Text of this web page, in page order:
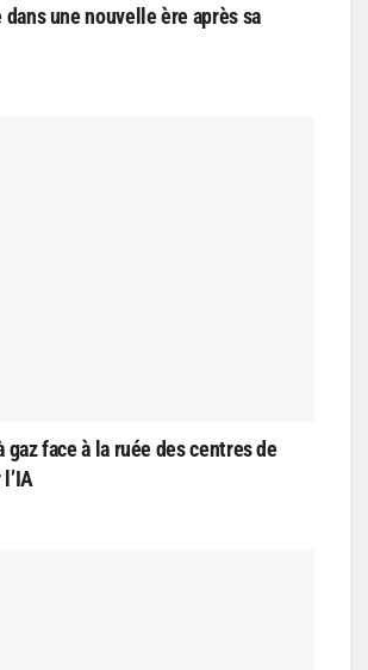
une nouvelle ère après sa
gaz face à la ruée des centres de